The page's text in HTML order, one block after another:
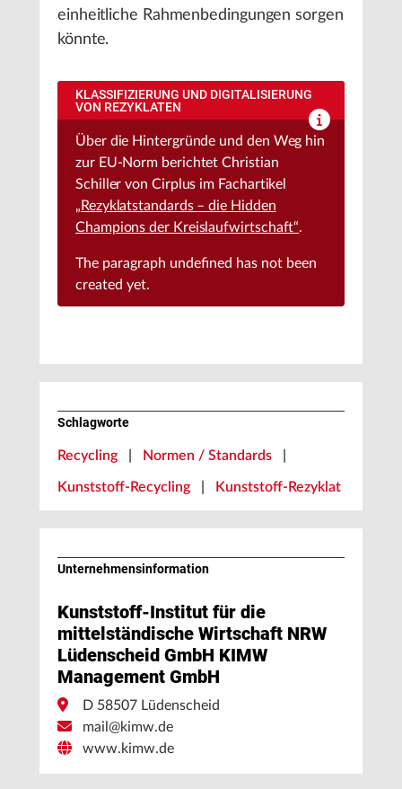
einheitliche Rahmenbedingungen sorgen
könnte.
KLASSIFIZIERUNG UND DIGITALISIERUNG
VON REZYKLATEN
Über die Hintergründe und den Weg hin
zur EU-Norm berichtet Christian
Schiller von Cirplus im Fachartikel
„Rezyklatstandards – die Hidden
Champions der Kreislaufwirtschaft“.
The paragraph undefined has not been
created yet.
Schlagworte
Recycling Normen / Standards
Kunststoff-Recycling Kunststoff-Rezyklat
Unternehmens­information
Kunststoff-Institut für die
mittelständische Wirtschaft NRW
Lüdenscheid GmbH KIMW
Management GmbH
D 58507 Lüdenscheid
mail@kimw.de
www.kimw.de